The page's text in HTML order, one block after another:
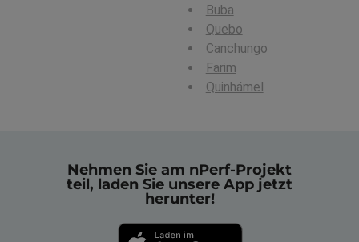
Buba
Quebo
Canchungo
Farim
Quinhámel
Nehmen Sie am nPerf-Projekt
teil, laden Sie unsere App jetzt
herunter!